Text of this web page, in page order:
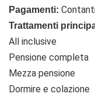
Pagamenti:
Trattamenti
All inclusive
Pensione completa
Mezza pensione
Dormire e colazione